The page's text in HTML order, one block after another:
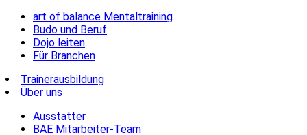
art of balance Mentaltraining
Budo und Beruf
Dojo leiten
Für Branchen
Trainerausbildung
Über uns
Ausstatter
BAE Mitarbeiter-Team